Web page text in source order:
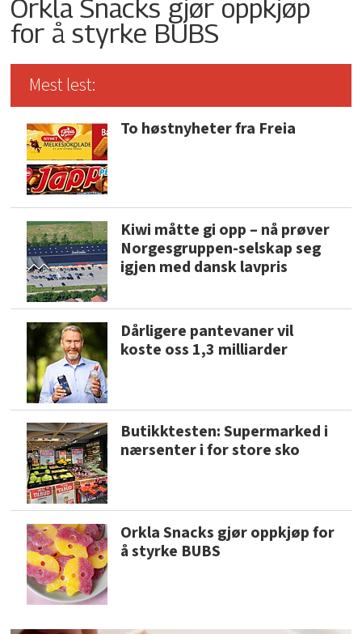
Orkla Snacks gjør oppkjøp
for å styrke BUBS
Mest lest:
To høstnyheter fra Freia
Kiwi måtte gi opp – nå prøver
Norgesgruppen-selskap seg
igjen med dansk lavpris
Dårligere pantevaner vil
koste oss 1,3 milliarder
Butikktesten: Supermarked i
nærsenter i for store sko
Orkla Snacks gjør oppkjøp for
å styrke BUBS